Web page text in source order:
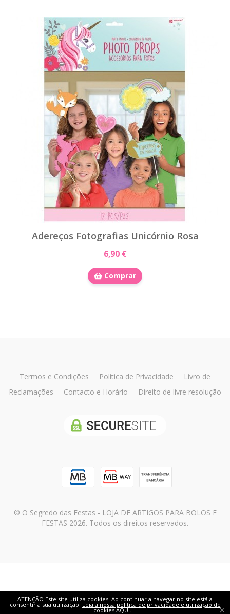
Adereços Fotografias Unicórnio Rosa
6,90 €
Comprar
Termos e Condições Politica de Privacidade
Livro de
Reclamações
Contacto e Horário Direito de livre resolução
© O Segredo das Festas - LOJA DE ARTIGOS PARA BOLOS E
FESTAS 2026. Todos os direitos reservados.
ATENÇÃO Este site utiliza cookies. Ao continuar a navegar no site está a
consentir a sua utilização. Leia a nossa politica de privacidade e utilização de
cookies AQUI. ×